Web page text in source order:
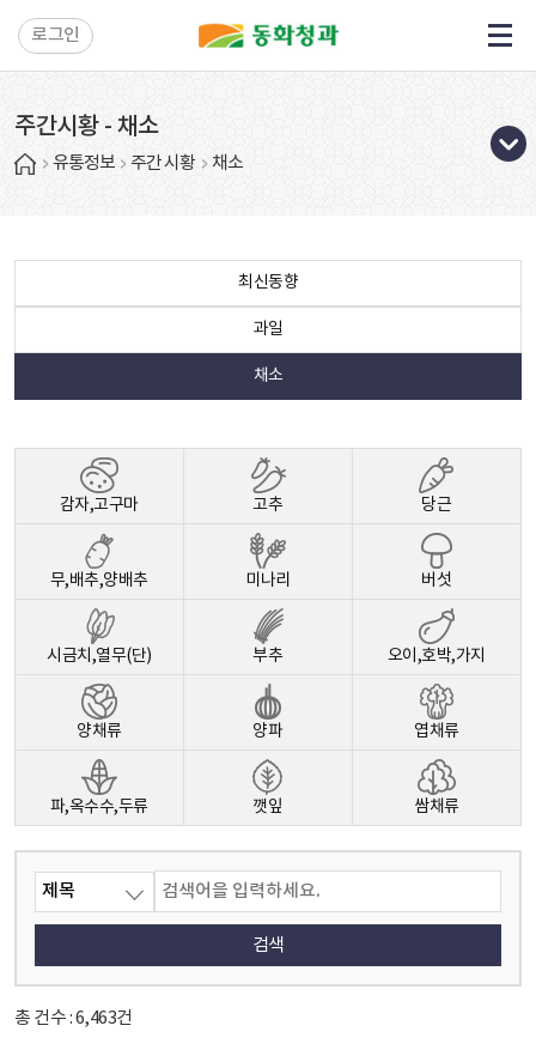
로그인
주간시황 - 채소
유통정보 주간 시황 채소
최신동향
과일
채소
감자,고구마 고추 당근
무,배추,양배추 미나리 버섯
시금치,열무(단) 부추 오이,호박,가지
양채류 양파 엽채류
파,옥수수,두류 깻잎 쌈채류
검색
총 건수 : 6,463건